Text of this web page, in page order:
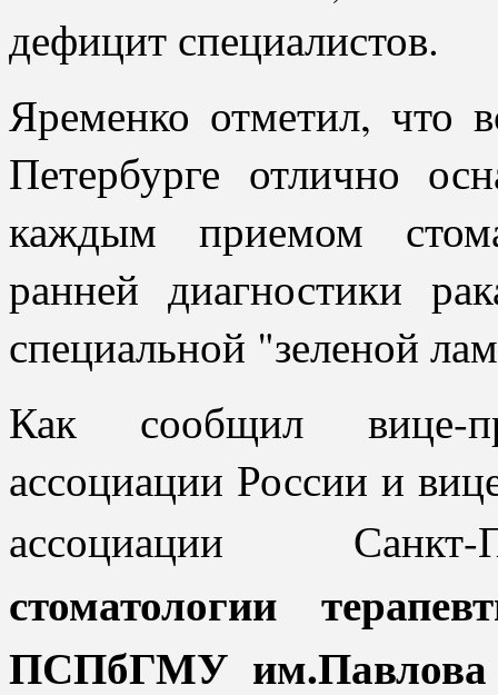
дефицит специалистов.
Яременко отметил, что
Петербурге отлично
каждым приемом
ранней диагностики
специальной "зеленой
Как сообщил вице-
ассоциации России и
ассоциации
стоматологии
ПСПбГМУ им.Павлова